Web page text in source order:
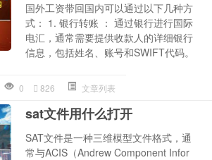
国外工资带回国内可以通过以下几种方
式： 1. 银行转账 ： 通过银行进行国际
电汇，通常需要提供收款人的详细银行
信息，包括姓名、账号和SWIFT代码。
0 826 文章列表
sat文件用什么打开
SAT文件是一种三维模型文件格式，通
常与ACIS（Andrew Component Infor